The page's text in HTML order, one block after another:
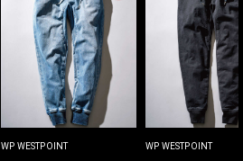
WP WESTPOINT WP WESTPOINT